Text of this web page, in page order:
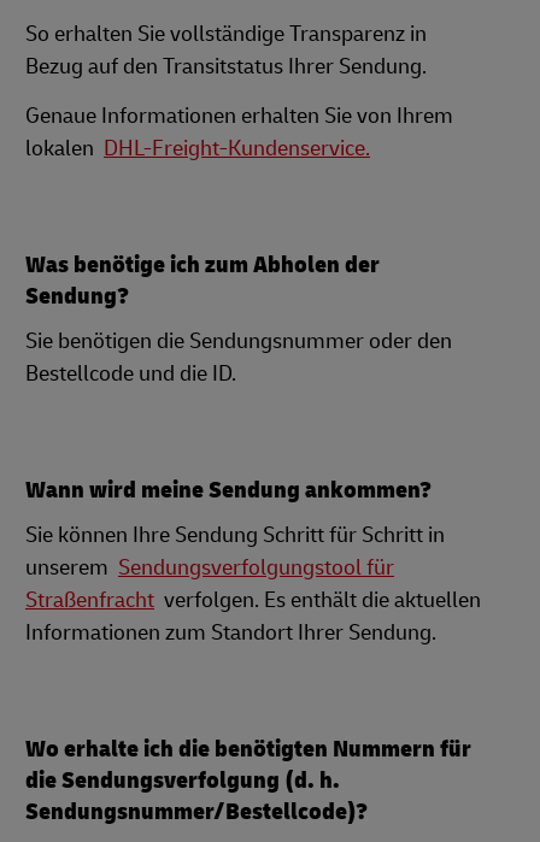
So erhalten Sie vollständige Transparenz in
Bezug auf den Transitstatus Ihrer Sendung.
Genaue Informationen erhalten Sie von Ihrem
lokalen DHL-Freight-Kundenservice.
Was benötige ich zum Abholen der
Sendung?
Sie benötigen die Sendungsnummer oder den
Bestellcode und die ID.
Wann wird meine Sendung ankommen?
Sie können Ihre Sendung Schritt für Schritt in
unserem Sendungsverfolgungstool für
Straßenfracht verfolgen. Es enthält die aktuellen
Informationen zum Standort Ihrer Sendung.
Wo erhalte ich die benötigten Nummern für
die Sendungsverfolgung (d. h.
Sendungsnummer/Bestellcode)?